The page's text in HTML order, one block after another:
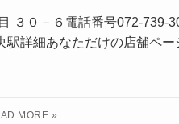
３０－６電話番号072-739-
詳細あなただけの店舗ペ